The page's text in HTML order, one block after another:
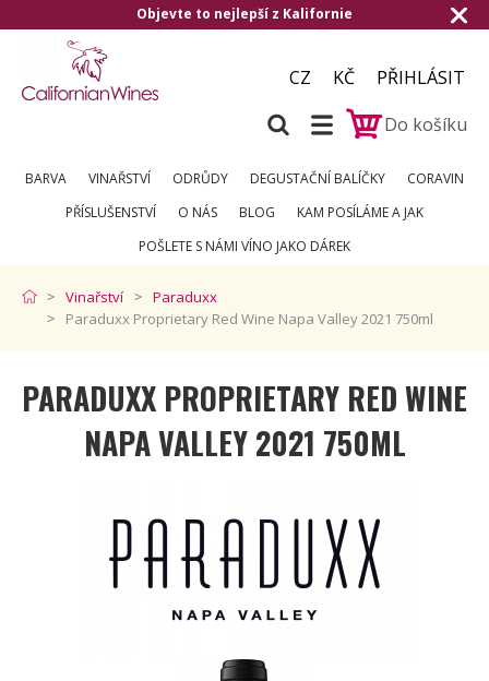
Objevte to nejlepší z Kalifornie
CZ KČ
PŘIHLÁSIT
Do košíku
BARVA VINAŘSTVÍ ODRŮDY DEGUSTAČNÍ BALÍČKY
CORAVIN
PŘÍSLUŠENSTVÍ
O NÁS BLOG
KAM POSÍLÁME A JAK
POŠLETE S NÁMI VÍNO JAKO DÁREK
Vinařství
Paraduxx
Paraduxx Proprietary Red Wine Napa Valley 2021 750ml
PARADUXX PROPRIETARY RED WINE
NAPA VALLEY 2021 750ML